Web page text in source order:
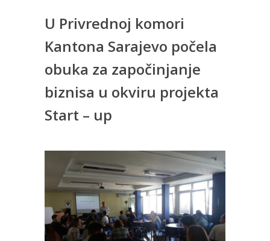
U Privrednoj komori
Kantona Sarajevo počela
obuka za započinjanje
biznisa u okviru projekta
Start – up